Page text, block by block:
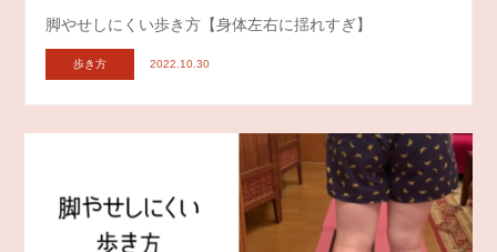
脚やせしにくい歩き方【身体左右に揺れすぎ】
歩き方 2022.10.30